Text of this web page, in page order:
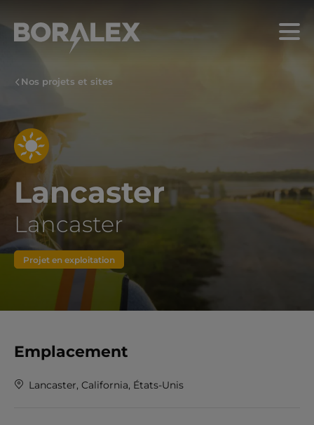
contenu
Menu
Nos projets et sites
Lancaster
Lancaster
Projet en exploitation
Emplacement
Lancaster, California, États-Unis